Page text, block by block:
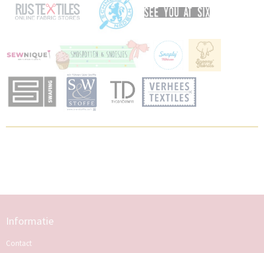
Informatie
Contact